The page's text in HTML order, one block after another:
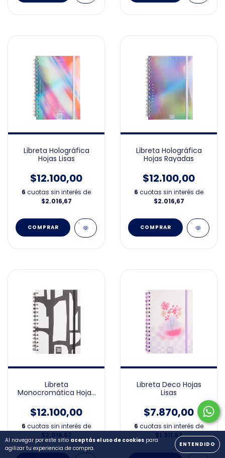
Al navegar por este sitio aceptás el uso de cookies para
agilizar tu experiencia de compra.
ENTENDIDO
Libreta Holográfica
Hojas Lisas
$12.100,00
6 cuotas sin interés de
$2.016,67
Libreta Holográfica
Hojas Rayadas
$12.100,00
6 cuotas sin interés de
$2.016,67
Libreta
Monocromática Hojas
$12.100,00
6 cuotas sin interés de
Libreta Deco Hojas
Lisas
$7.870,00
6 cuotas sin interés de
$1.311,67